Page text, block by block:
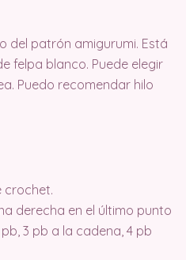
del patrón amigurumi. Está
felpa blanco. Puede elegir
Puedo recomendar hilo
crochet.
derecha en el último punto
3 pb a la cadena, 4 pb